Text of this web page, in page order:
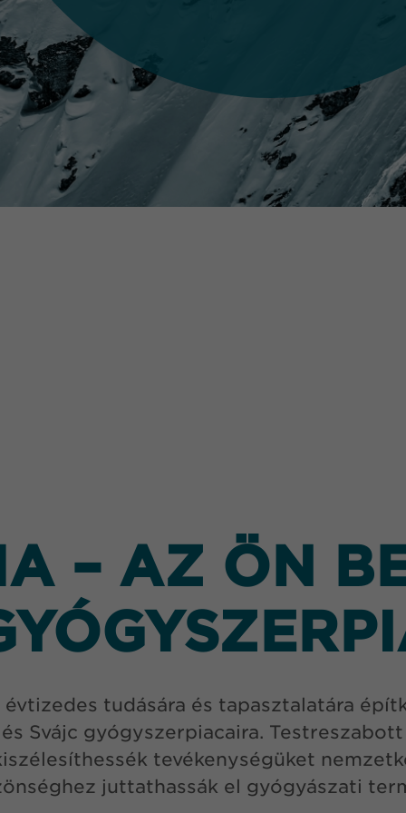
– AZ ÖN
tudására és tapasztalatára
Svájc gyógyszerpiacaira.
tevékenységüket
juttathassák el gyógyászati